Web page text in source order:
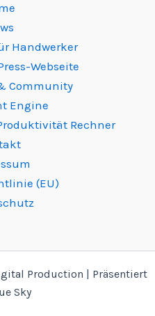
Handwerker
Webseite
Community
Engine
Rechner
(EU)
Production | Präsentiert
Sky